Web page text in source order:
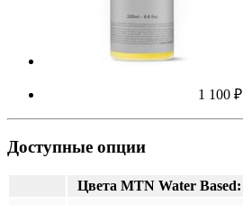
1 100 ₽
Доступные опции
Цвета MTN Water Based: